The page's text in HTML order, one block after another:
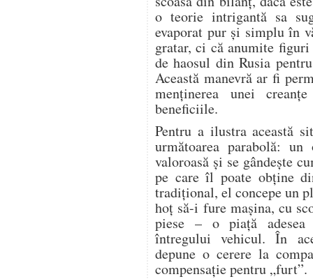
o teorie intrigantă sa
evaporat pur și simplu în
gratar, ci că anumite
de haosul din Rusia
Această manevră ar fi
menținerea unei
beneficiile.
Pentru a ilustra această
următoarea parabolă:
valoroasă și se gândește
pe care îl poate obține
tradițional, el concepe un
hoț să-i fure mașina, cu
piese – o piață adesea
întregului vehicul. În
depune o cerere la
compensație pentru „furt”.